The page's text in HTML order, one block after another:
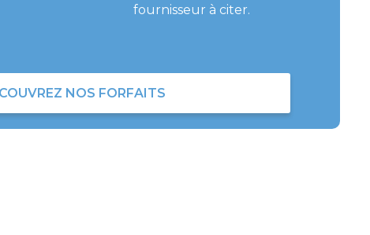
fournisseur à citer.
NOS FORFAITS